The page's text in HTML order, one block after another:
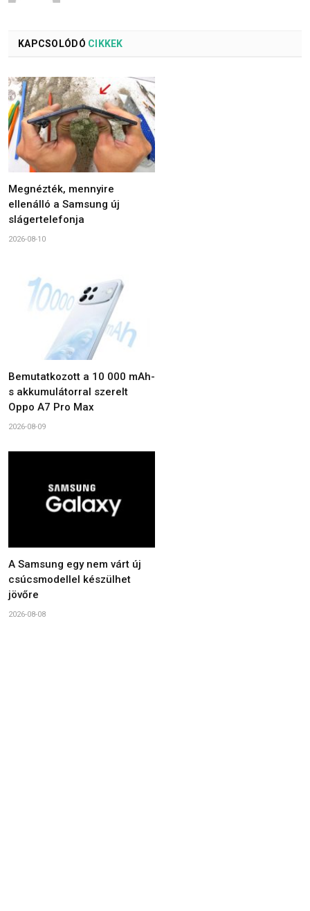
KAPCSOLÓDÓ CIKKEK
Megnézték, mennyire
ellenálló a Samsung új
slágertelefonja
2026-08-10
Bemutatkozott a 10 000 mAh-
s akkumulátorral szerelt
Oppo A7 Pro Max
2026-08-09
A Samsung egy nem várt új
csúcsmodellel készülhet
jövőre
2026-08-08